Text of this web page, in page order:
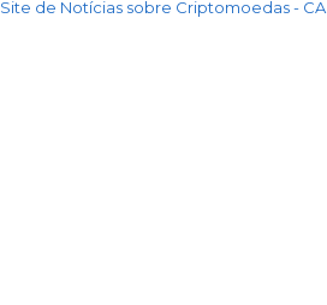
Site de Notícias sobre Criptomoedas - CA